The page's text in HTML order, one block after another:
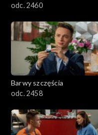
odc. 2460
Barwy szczęścia
odc. 2458